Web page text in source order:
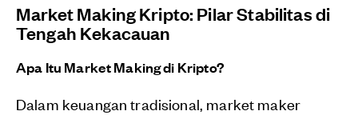
Market Making Kripto: Pilar Stabilitas di
Tengah Kekacauan
Apa Itu Market Making di Kripto?
Dalam keuangan tradisional, market maker